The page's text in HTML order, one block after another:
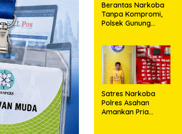
Berantas Narkoba
Tanpa Kompromi,
Polsek Gunung
Nagori Karangsari
Satres Narkoba
Polres Asahan
Amankan Pria